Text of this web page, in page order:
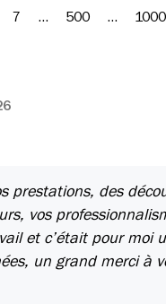
7 … 500 … 1000
prestations, des
vos
et c’était pour moi
un grand merci à